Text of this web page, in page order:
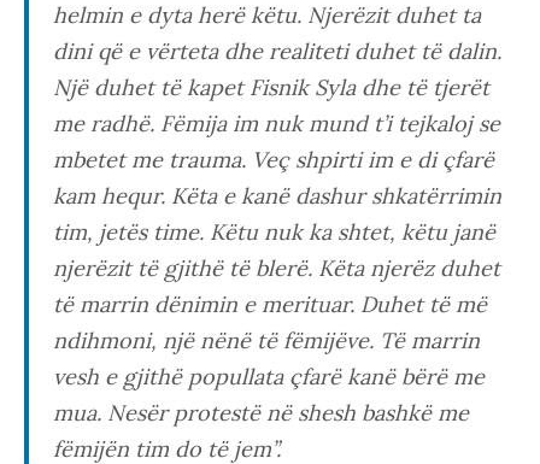
helmin e dyta herë këtu. Njerëzit duhet ta
dini që e vërteta dhe realiteti duhet të dalin.
Një duhet të kapet Fisnik Syla dhe të tjerët
me radhë. Fëmija im nuk mund t’i tejkaloj se
mbetet me trauma. Veç shpirti im e di çfarë
kam hequr. Këta e kanë dashur shkatërrimin
tim, jetës time. Këtu nuk ka shtet, këtu janë
njerëzit të gjithë të blerë. Këta njerëz duhet
të marrin dënimin e merituar. Duhet të më
ndihmoni, një nënë të fëmijëve. Të marrin
vesh e gjithë popullata çfarë kanë bërë me
mua. Nesër protestë në shesh bashkë me
fëmijën tim do të jem”.